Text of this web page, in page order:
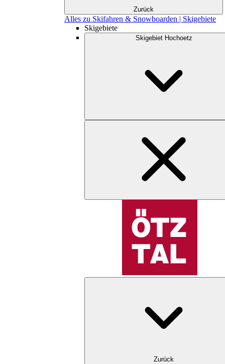
Zurück
Alles zu Skifahren & Snowboarden | Skigebiete
Skigebiete
Skigebiet Hochoetz
Zurück